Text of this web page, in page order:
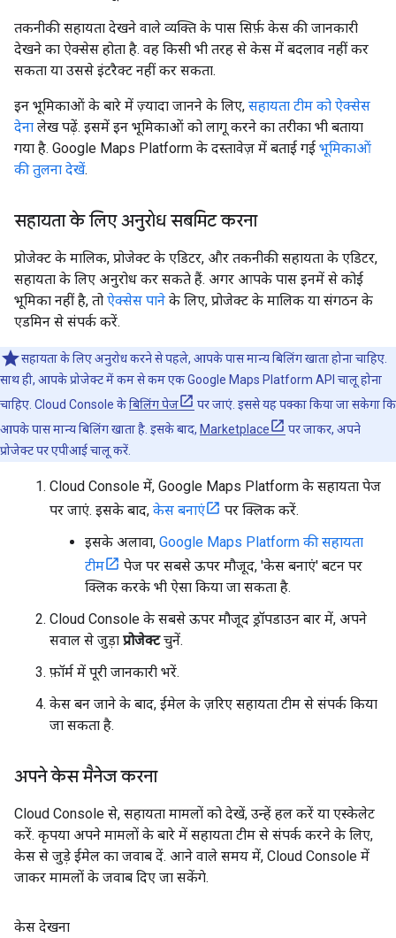
तकनीकी सहायता देखने वाले व्यक्ति के पास सिर्फ़ केस की जानकारी
देखने का ऐक्सेस होता है. वह किसी भी तरह से केस में बदलाव नहीं कर
सकता या उससे इंटरैक्ट नहीं कर सकता.
इन भूमिकाओं के बारे में ज़्यादा जानने के लिए, सहायता टीम को ऐक्सेस
देना लेख पढ़ें. इसमें इन भूमिकाओं को लागू करने का तरीका भी बताया
गया है. Google Maps Platform के दस्तावेज़ में बताई गई भूमिकाओं
की तुलना देखें.
सहायता के लिए अनुरोध सबमिट करना
प्रोजेक्ट के मालिक, प्रोजेक्ट के एडिटर, और तकनीकी सहायता के एडिटर,
सहायता के लिए अनुरोध कर सकते हैं. अगर आपके पास इनमें से कोई
भूमिका नहीं है, तो ऐक्सेस पाने के लिए, प्रोजेक्ट के मालिक या संगठन के
एडमिन से संपर्क करें.
सहायता के लिए अनुरोध करने से पहले, आपके पास मान्य बिलिंग खाता होना चाहिए.
साथ ही, आपके प्रोजेक्ट में कम से कम एक Google Maps Platform API चालू होना
चाहिए. Cloud Console केबिलिंग पेज
पर जाएं. इससे यह पक्का किया जा सकेगा कि
आपके पास मान्य बिलिंग खाता है. इसके बाद, Marketplace
पर जाकर, अपने
प्रोजेक्ट पर एपीआई चालू करें.
Cloud Console में, Google Maps Platform के सहायता पेज
पर जाएं. इसके बाद, केस बनाएं
पर क्लिक करें.
इसके अलावा, Google Maps Platform की सहायता
टीम
पेज पर सबसे ऊपर मौजूद, 'केस बनाएं' बटन पर
क्लिक करके भी ऐसा किया जा सकता है.
Cloud Console के सबसे ऊपर मौजूद ड्रॉपडाउन बार में, अपने
सवाल से जुड़ा प्रोजेक्टचुनें.
फ़ॉर्म में पूरी जानकारी भरें.
केस बन जाने के बाद, ईमेल के ज़रिए सहायता टीम से संपर्क किया
जा सकता है.
अपने केस मैनेज करना
Cloud Console से, सहायता मामलों को देखें, उन्हें हल करें या एस्केलेट
करें. कृपया अपने मामलों के बारे में सहायता टीम से संपर्क करने के लिए,
केस से जुड़े ईमेल का जवाब दें. आने वाले समय में, Cloud Console में
जाकर मामलों के जवाब दिए जा सकेंगे.
केस देखना